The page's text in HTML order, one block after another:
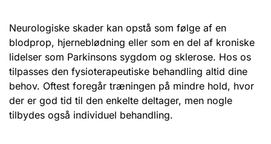
Neurologiske skader kan opstå som følge af en
blodprop, hjerneblødning eller som en del af kroniske
lidelser som Parkinsons sygdom og sklerose. Hos os
tilpasses den fysioterapeutiske behandling altid dine
behov. Oftest foregår træningen på mindre hold, hvor
der er god tid til den enkelte deltager, men nogle
tilbydes også individuel behandling.